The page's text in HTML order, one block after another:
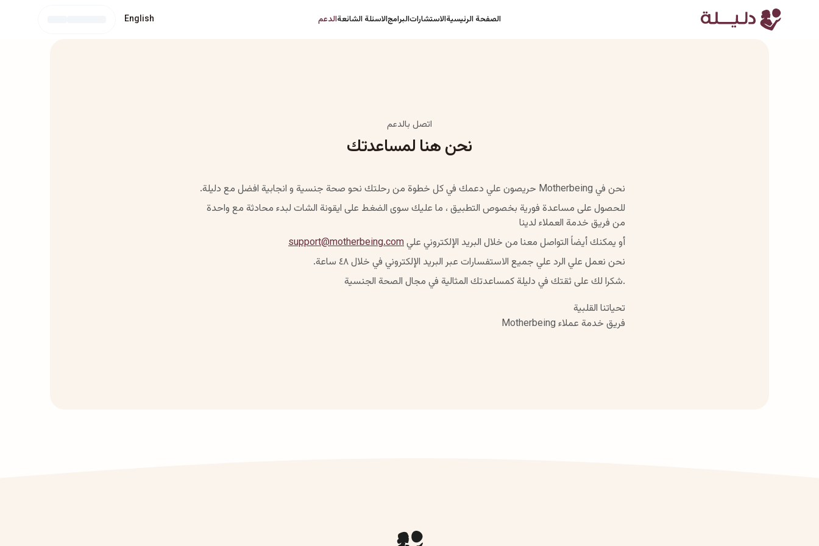
الصفحة الرئيسيةالاستشاراتالبرامجالاسئلة الشائعةالدعم English
اتصل بالدعم
نحن هنا لمساعدتك
نحن في Motherbeing حريصون علي دعمك في كل خطوة من رحلتك نحو صحة جنسية و انجابية افضل مع دليلة.
للحصول على مساعدة فورية بخصوص التطبيق ، ما عليك سوى الضغط على ايقونة الشات لبدء محادثة مع واحدة
من فريق خدمة العملاء لدينا
أو يمكنك أيضاً التواصل معنا من خلال البريد الإلكتروني عليsupport@motherbeing.com
نحن نعمل علي الرد علي جميع الاستفسارات عبر البريد الإلكتروني في خلال ٤٨ ساعة.
.شكرا لك على ثقتك في دليلة كمساعدتك المثالية في مجال الصحة الجنسية
تحياتنا القلبية
فريق خدمة عملاء Motherbeing